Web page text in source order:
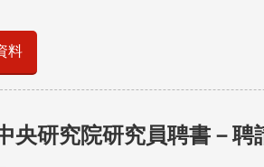
料
央研究院研究員聘書－